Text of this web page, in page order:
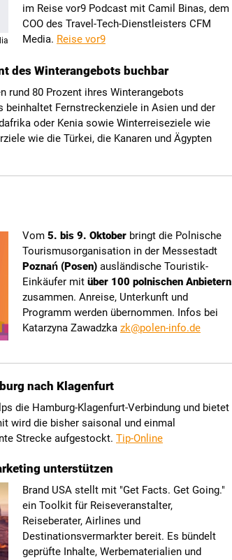
im Reise vor9 Podcast mit Camil Binas, dem
COO des Travel-Tech-Dienstleisters CFM
Media. Reise vor9
des Winterangebots buchbar
rund 80 Prozent ihres Winterangebots
beinhaltet Fernstreckenziele in Asien und der
oder Kenia sowie Winterreiseziele wie
wie die Türkei, die Kanaren und Ägypten
Vom 5. bis 9. Oktober bringt die Polnische
Tourismusorganisation in der Messestadt
Poznań (Posen) ausländische Touristik-
Einkäufer mit über 100 polnischen Anbietern
zusammen. Anreise, Unterkunft und
Programm werden übernommen. Infos bei
Katarzyna Zawadzka zk@polen-info.de
nach Klagenfurt
die Hamburg-Klagenfurt-Verbindung und bietet
wird die bisher saisonal und einmal
Strecke aufgestockt. Tip-Online
unterstützen
Brand USA stellt mit "Get Facts. Get Going."
ein Toolkit für Reiseveranstalter,
Reiseberater, Airlines und
Destinationsvermarkter bereit. Es bündelt
geprüfte Inhalte, Werbematerialien und